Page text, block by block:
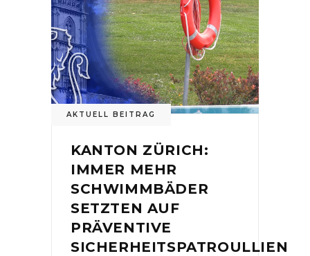
AKTUELL BEITRAG
KANTON ZÜRICH:
IMMER MEHR
SCHWIMMBÄDER
SETZTEN AUF
PRÄVENTIVE
SICHERHEITSPATROULLIEN